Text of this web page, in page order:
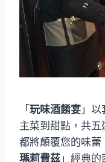
「玩味酒餚宴 」
主菜到甜點，共
都將顛覆您的味蕾
瑪莉費茲 」經典